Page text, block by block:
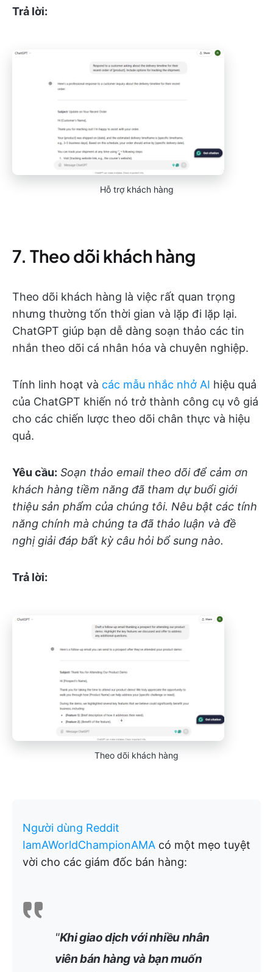
Trả lời:
Hỗ trợ khách hàng
7. Theo dõi khách hàng
Theo dõi khách hàng là việc rất quan trọng
nhưng thường tốn thời gian và lặp đi lặp lại.
ChatGPT giúp bạn dễ dàng soạn thảo các tin
nhắn theo dõi cá nhân hóa và chuyên nghiệp.
Tính linh hoạt và các mẫu nhắc nhở AI hiệu quả
của ChatGPT khiến nó trở thành công cụ vô giá
cho các chiến lược theo dõi chân thực và hiệu
quả.
Yêu cầu: Soạn thảo email theo dõi để cảm ơn
khách hàng tiềm năng đã tham dự buổi giới
thiệu sản phẩm của chúng tôi. Nêu bật các tính
năng chính mà chúng ta đã thảo luận và đề
nghị giải đáp bất kỳ câu hỏi bổ sung nào.
Trả lời:
Theo dõi khách hàng
Người dùng Reddit
IamAWorldChampionAMA có một mẹo tuyệt
vời cho các giám đốc bán hàng:
"Khi giao dịch với nhiều nhân
viên bán hàng và bạn muốn